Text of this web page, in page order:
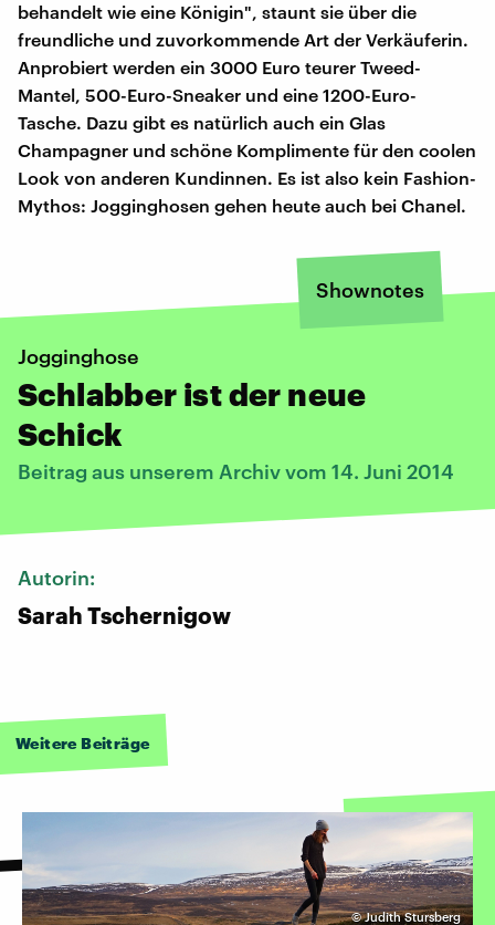
behandelt wie eine Königin", staunt sie über die
freundliche und zuvorkommende Art der Verkäuferin.
Anprobiert werden ein 3000 Euro teurer Tweed-
Mantel, 500-Euro-Sneaker und eine 1200-Euro-
Tasche. Dazu gibt es natürlich auch ein Glas
Champagner und schöne Komplimente für den coolen
Look von anderen Kundinnen. Es ist also kein Fashion-
Mythos: Jogginghosen gehen heute auch bei Chanel.
Shownotes
Jogginghose
Schlabber ist der neue
Schick
Beitrag aus unserem Archiv vom 14. Juni 2014
Autorin:
Sarah Tschernigow
Weitere Beiträge
©Judith Stursberg